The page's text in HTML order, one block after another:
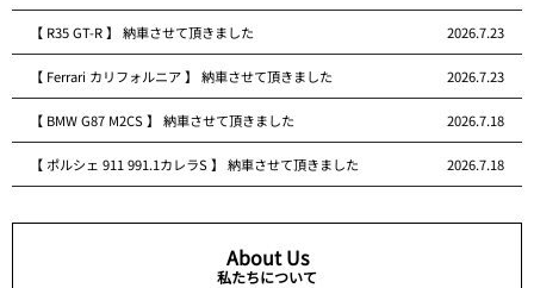
【 R35 GT-R 】 納車させて頂きました 2026.7.23
【 Ferrari カリフォルニア 】 納車させて頂きました 2026.7.23
【 BMW G87 M2CS 】 納車させて頂きました 2026.7.18
【 ポルシェ 911 991.1カレラS 】 納車させて頂きました 2026.7.18
About Us
私たちについて